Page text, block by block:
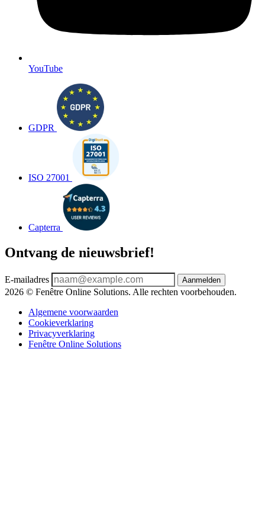
YouTube
GDPR
ISO 27001
Capterra
Ontvang de nieuwsbrief!
E-mailadres Aanmelden
2026 © Fenêtre Online Solutions. Alle rechten voorbehouden.
Algemene voorwaarden
Cookieverklaring
Privacyverklaring
Fenêtre Online Solutions